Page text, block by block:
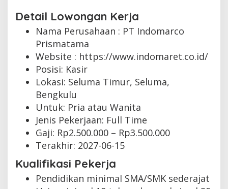
Detail Lowongan Kerja
Nama Perusahaan : PT Indomarco
Prismatama
Website : https://www.indomaret.co.id/
Posisi: Kasir
Lokasi: Seluma Timur, Seluma,
Bengkulu
Untuk: Pria atau Wanita
Jenis Pekerjaan: Full Time
Gaji: Rp2.500.000 – Rp3.500.000
Terakhir: 2027-06-15
Kualifikasi Pekerja
Pendidikan minimal SMA/SMK sederajat